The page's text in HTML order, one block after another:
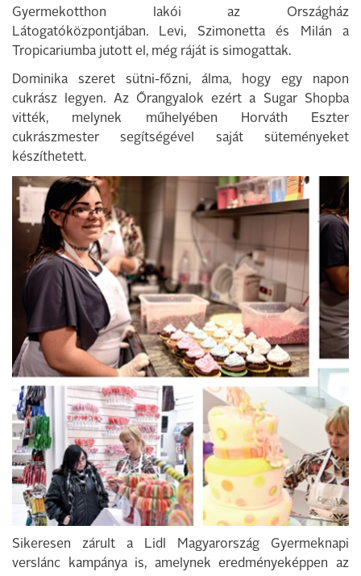
Gyermekotthon lakói az Országház
Látogatóközpontjában. Levi, Szimonetta és Milán a
Tropicariumba jutott el, még ráját is simogattak.
Dominika szeret sütni-főzni, álma, hogy egy napon
cukrász legyen. Az Őrangyalok ezért a Sugar Shopba
vitték, melynek műhelyében Horváth Eszter
cukrászmester segítségével saját süteményeket
készíthetett.
Sikeresen zárult a Lidl Magyarország Gyermeknapi
verslánc kampánya is, amelynek eredményeképpen az